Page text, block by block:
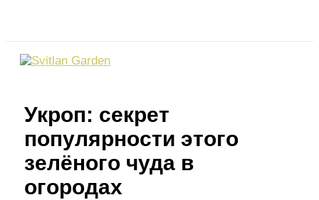
Укроп: секрет
популярности этого
зелёного чуда в
огородах